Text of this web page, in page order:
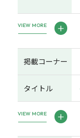
VIEW MORE
掲載コーナー
タイトル
VIEW MORE